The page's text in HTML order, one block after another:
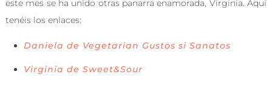
este mes se ha unido otras panarra enamorada, Virginia. Aquí
tenéis los enlaces:
Daniela de Vegetarian Gustos si Sanatos
Virginia de Sweet&Sour